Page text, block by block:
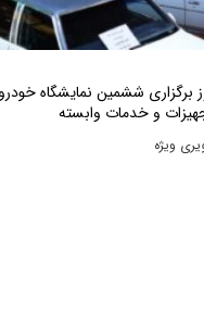
ششمین نمایشگاه
و خدمات وابسته
ویژه